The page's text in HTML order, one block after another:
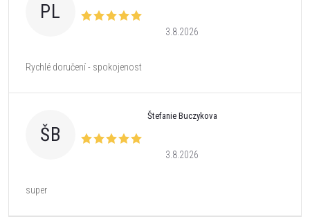
PL
3.8.2026
Rychlé doručení - spokojenost
ŠB
Štefanie Buczykova
3.8.2026
super